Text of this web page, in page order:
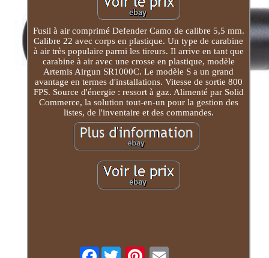
Fusil à air comprimé Defender Camo de calibre 5,5 mm.
Calibre 22 avec corps en plastique. Un type de carabine
à air très populaire parmi les tireurs. Il arrive en tant que
carabine à air avec une crosse en plastique, modèle
Artemis Airgun SR1000C. Le modèle S a un grand
avantage en termes d'installations. Vitesse de sortie 800
FPS. Source d'énergie : ressort à gaz. Alimenté par Solid
Commerce, la solution tout-en-un pour la gestion des
listes, de l'inventaire et des commandes.
Facebook